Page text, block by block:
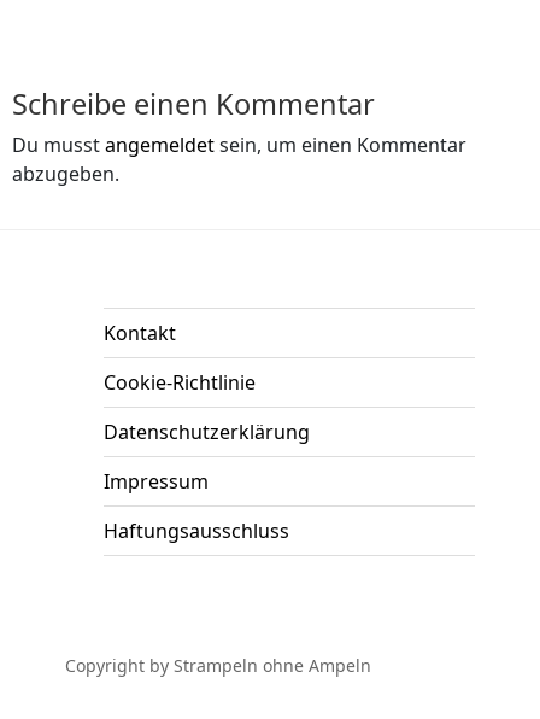
Schreibe einen Kommentar
Du musstangemeldetsein, um einen Kommentar
abzugeben.
Kontakt
Cookie-Richtlinie
Datenschutzerklärung
Impressum
Haftungsausschluss
Copyright by Strampeln ohne Ampeln